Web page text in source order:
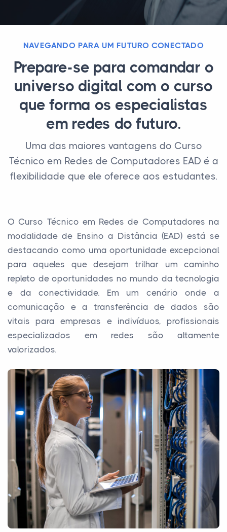
NAVEGANDO PARA UM FUTURO CONECTADO
Prepare-se para comandar o
universo digital com o curso
que forma os especialistas
em redes do futuro.
Uma das maiores vantagens do Curso
Técnico em Redes de Computadores EAD é a
flexibilidade que ele oferece aos estudantes.
O Curso Técnico em Redes de Computadores na
modalidade de Ensino a Distância (EAD) está se
destacando como uma oportunidade excepcional
para aqueles que desejam trilhar um caminho
repleto de oportunidades no mundo da tecnologia
e da conectividade. Em um cenário onde a
comunicação e a transferência de dados são
vitais para empresas e indivíduos, profissionais
especializados em redes são altamente
valorizados.